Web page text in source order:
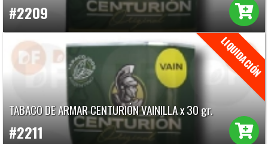
#2209
TABACO DE ARMAR CENTURIÓN VAINILLA x 30 gr.
#2211